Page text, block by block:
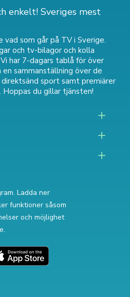
enkelt! Sveriges mest
som går på TV i Sverige.
och tv-bilagor och kolla
har 7-dagars tablå för över
en sammanställning över de
sport samt premiärer
. Hoppas du gillar tjänsten!
Ladda ner
funktioner såsom
och möjlighet